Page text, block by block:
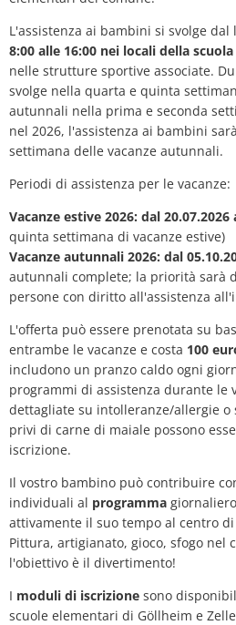
Ambiente
Misure di
Progetti
L'assistenza ai bambini si svolge
8:00 alle 16:00 nei locali della
nelle strutture sportive associate.
svolge nella quarta e quinta
autunnali nella prima e seconda
nel 2026, l'assistenza ai bambini
settimana delle vacanze autunnali.
Periodi di assistenza per le vacanze:
Vacanze estive 2026: dal 20.07.2026
quinta settimana di vacanze estive)
Vacanze autunnali 2026: dal
autunnali complete; la priorità sarà
persone con diritto all'assistenza
L'offerta può essere prenotata su
entrambe le vacanze e costa 100
includono un pranzo caldo ogni
programmi di assistenza durante le
dettagliate su intolleranze/allergie
privi di carne di maiale possono
iscrizione.
Il vostro bambino può contribuire
individuali al programma
attivamente il suo tempo al centro
Pittura, artigianato, gioco, sfogo nel
l'obiettivo è il divertimento!
I moduli di iscrizione sono
scuole elementari di Göllheim e